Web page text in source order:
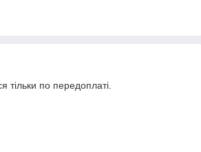
тільки по передоплаті.